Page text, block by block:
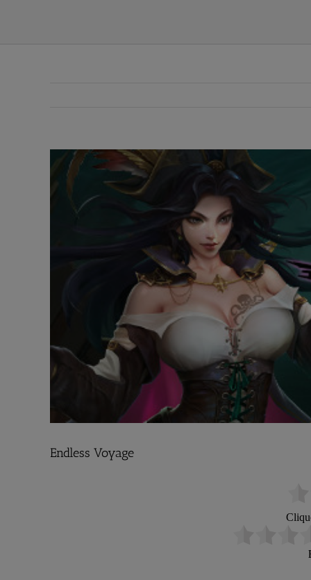
l'image
Endless Voyage